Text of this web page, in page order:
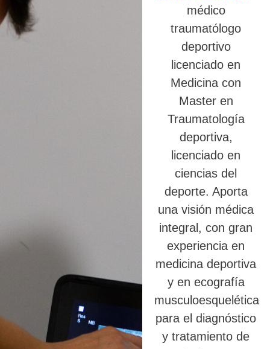
médico
traumatólogo
deportivo
licenciado en
Medicina con
Master en
Traumatología
deportiva,
licenciado en
ciencias del
deporte. Aporta
una visión médica
integral, con gran
experiencia en
medicina deportiva
y en ecografía
musculoesquelética
para el diagnóstico
y tratamiento de